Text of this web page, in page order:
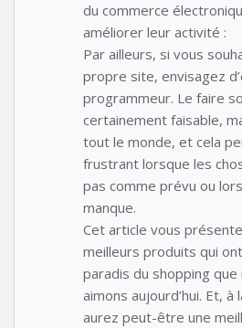
du commerce
améliorer leur activité :
Par ailleurs, si vous
propre site, envisagez
programmeur. Le faire
certainement faisable,
tout le monde, et cela
frustrant lorsque les
pas comme prévu ou
manque.
Cet article vous
meilleurs produits qui
paradis du shopping
aimons aujourd’hui. Et, à
aurez peut-être une